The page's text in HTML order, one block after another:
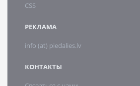
CSS
РЕКЛАМА
info (at) piedalies.lv
КОНТАКТЫ